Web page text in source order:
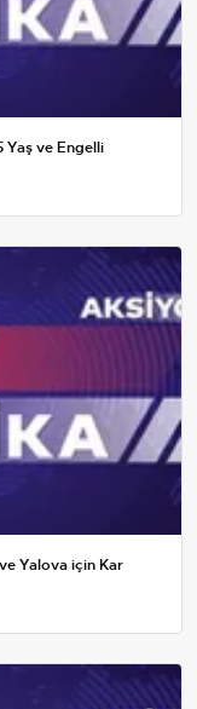
Yaş ve Engelli
Yalova için Kar